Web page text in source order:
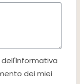
dell'Informativa
dei miei